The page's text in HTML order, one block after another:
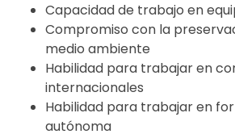
Capacidad de trabajo en
Compromiso con la
medio ambiente
Habilidad para trabajar en
internacionales
Habilidad para trabajar en
autónoma